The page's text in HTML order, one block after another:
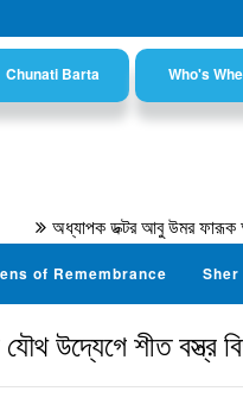
Chunati Barta Who's
ডক্টর আবু উমর ফারূক আহমদ
of Remembrance
উদ্যেগে শীত বস্ত্র